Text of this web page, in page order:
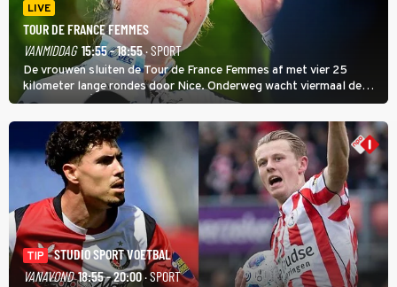
LIVE
TOUR DE FRANCE FEMMES
VANMIDDAG 15:55 - 18:55· SPORT
De vrouwen sluiten de Tour de France Femmes af met vier 25
kilometer lange rondes door Nice. Onderweg wacht viermaal de
zware Col d'Èze. Aan de finish op de Promenade des Anglais krijgt
de eindwinnaar de laatste gele trui.
TIP
STUDIO SPORT VOETBAL
VANAVOND 18:55 - 20:00· SPORT